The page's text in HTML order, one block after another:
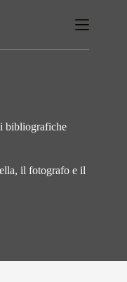
bibliografiche
il fotografo e il